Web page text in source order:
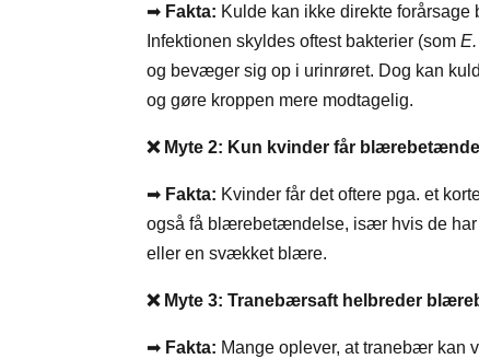
➡ Fakta: Kulde kan ikke direkte
Infektionen skyldes oftest bakterier (som
og bevæger sig op i urinrøret. Dog kan
og gøre kroppen mere modtagelig.
❌Myte 2: Kun kvinder får
➡ Fakta: Kvinder får det oftere pga. et
også få blærebetændelse, især hvis de har
eller en svækket blære.
❌Myte 3: Tranebærsaft helbreder
➡ Fakta: Mange oplever, at tranebær kan